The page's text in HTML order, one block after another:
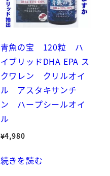
青魚の宝 120粒 ハ
イブリッドDHA EPA ス
クワレン クリルオイ
ル アスタキサンチ
ン ハープシールオイ
ル
¥4,980
続きを読む